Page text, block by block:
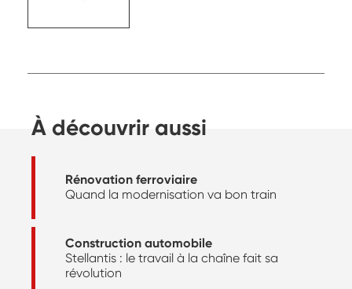
À découvrir aussi
Rénovation ferroviaire
Quand la modernisation va bon train
Construction automobile
Stellantis : le travail à la chaîne fait sa
révolution